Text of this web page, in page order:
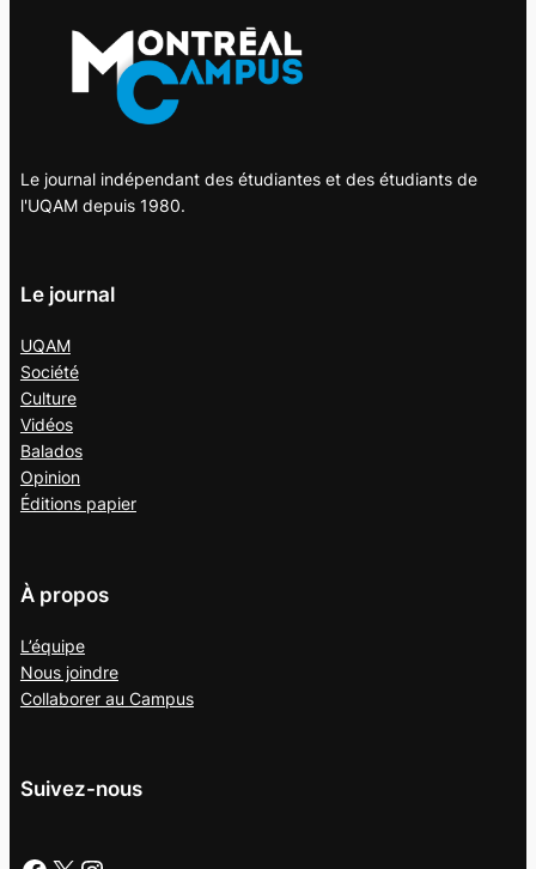
Le journal indépendant des étudiantes et des étudiants de
l'UQAM depuis 1980.
Le journal
UQAM
Société
Culture
Vidéos
Balados
Opinion
Éditions papier
À propos
L’équipe
Nous joindre
Collaborer au Campus
Suivez-nous